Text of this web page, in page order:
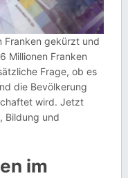
Franken gekürzt und
Millionen Franken
Frage, ob es
die Bevölkerung
wird. Jetzt
Bildung und
im